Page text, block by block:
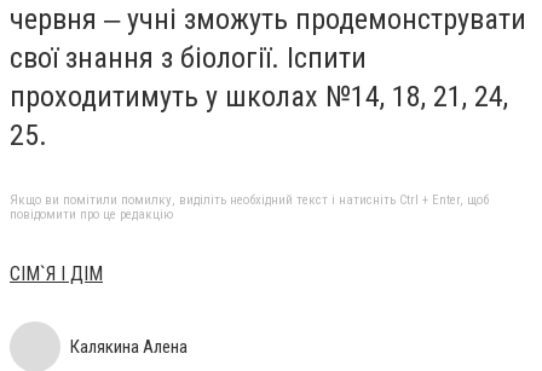
червня ‒ учні зможуть продемонструвати
свої знання з біології. Іспити
проходитимуть у школах №14, 18, 21, 24,
25.
Якщо ви помітили помилку, виділіть необхідний текст і натисніть Ctrl + Enter, щоб
повідомити про це редакцію
СІМ`Я І ДІМ
Калякина Алена